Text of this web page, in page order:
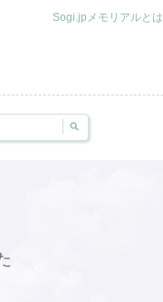
Sogi.jpメモリアルとは